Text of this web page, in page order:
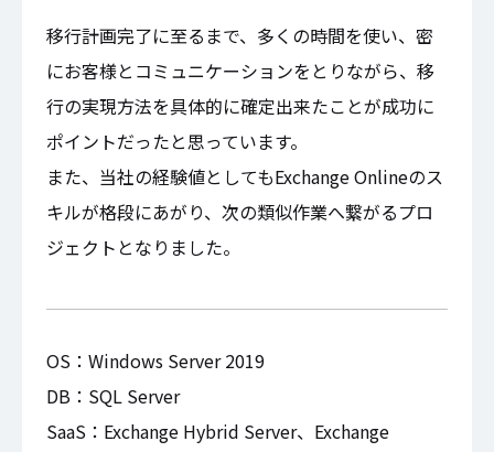
移行計画完了に至るまで、多くの時間を使い、密
にお客様とコミュニケーションをとりながら、移
行の実現方法を具体的に確定出来たことが成功に
ポイントだったと思っています。
また、当社の経験値としてもExchange Onlineのス
キルが格段にあがり、次の類似作業へ繋がるプロ
ジェクトとなりました。
OS：Windows Server 2019
DB：SQL Server
SaaS：Exchange Hybrid Server、Exchange